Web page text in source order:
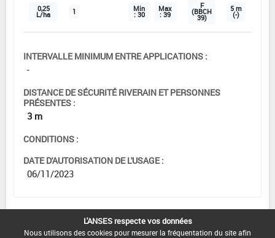
0,25
L/ha 1 Min
: 30
Max
: 39
F
(BBCH
39)
5 m
(-)
INTERVALLE MINIMUM ENTRE APPLICATIONS :
-
DISTANCE DE SÉCURITÉ RIVERAIN ET PERSONNES
PRÉSENTES :
3 m
CONDITIONS :
DATE D'AUTORISATION DE L'USAGE :
06/11/2023
[12703204] Vigne*Trt Part.Aer.*Oïdium(s)
L'ANSES respecte vos données
Nous utilisons des cookies pour mesurer la fréquentation du site afin